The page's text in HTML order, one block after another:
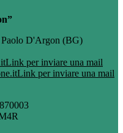
D'Argon (BG)
Link per inviare una mail
Link per inviare una mail